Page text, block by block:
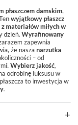
płaszczem damskim,
wyjątkowy płaszcz
materiałów miłych w
dzień. Wyrafinowany
zapewnia
że nasza narzutka
– od
Wybierz jakość,
odrobinę luksusu w
to inwestycja w
.